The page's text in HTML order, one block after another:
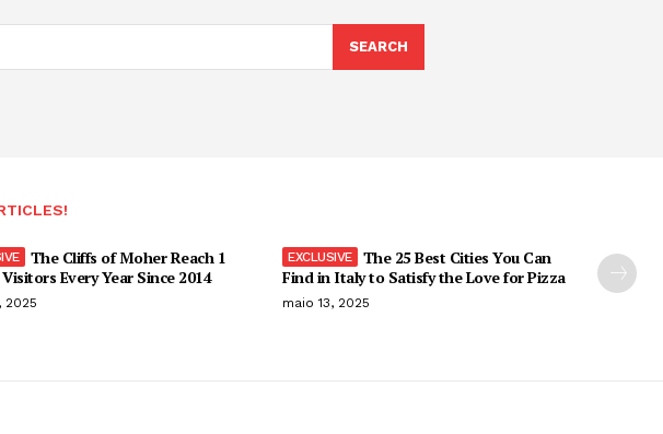
SEARCH
The Cliffs of Moher Reach 1
Every Year Since 2014
2025
The 25 Best Cities You Can
Find in Italy to Satisfy the Love for Pizza
maio 13, 2025